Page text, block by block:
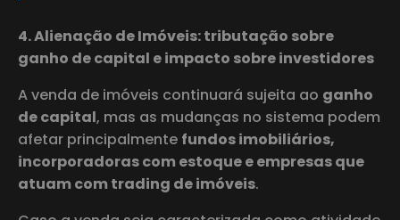
4. Alienação de Imóveis: tributação sobre
ganho de capital e impacto sobre investidores
A venda de imóveis continuará sujeita ao ganho
de capital, mas as mudanças no sistema podem
afetar principalmente fundos imobiliários,
incorporadoras com estoque e empresas que
atuam com trading de imóveis.